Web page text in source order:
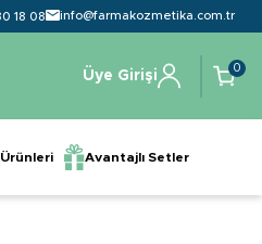
18 08 info@farmakozmetika.com.tr
Üye Girişi
0
Avantajlı Setler